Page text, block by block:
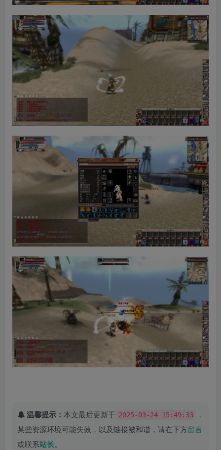
温馨提示： 本文最后更新于 2025-03-24 15:49:33
，
某些资源环境可能失效，以及链接被和谐，请在下方留言
或联系站长。